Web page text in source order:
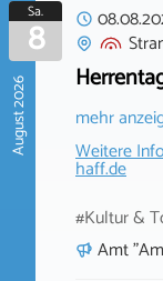
August 2026
Sa.
8
mehr
Weitere
haff.de
#Kultur &
Amt